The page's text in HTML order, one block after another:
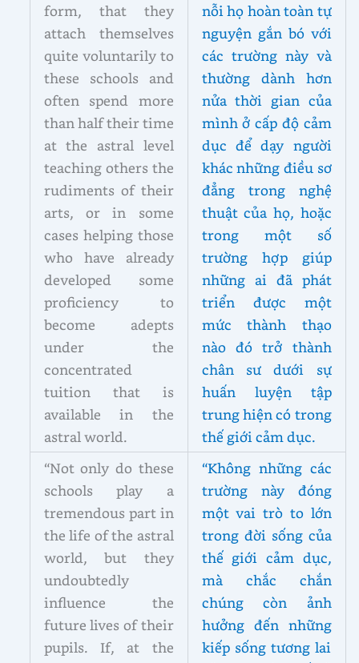
form, that they
attach themselves
quite voluntarily to
these schools and
often spend more
than half their time
at the astral level
teaching others the
rudiments of their
arts, or in some
cases helping those
who have already
developed some
proficiency to
become adepts
under the
concentrated
tuition that is
available in the
astral world.
nỗi họ hoàn toàn tự
nguyện gắn bó với
các trường này và
thường dành hơn
nửa thời gian của
mình ở cấp độ cảm
dục để dạy người
khác những điều sơ
đẳng trong nghệ
thuật của họ, hoặc
trong một số
trường hợp giúp
những ai đã phát
triển được một
mức thành thạo
nào đó trở thành
chân sư dưới sự
huấn luyện tập
trung hiện có trong
thế giới cảm dục.
“Not only do these
schools play a
tremendous part in
the life of the astral
world, but they
undoubtedly
influence the
future lives of their
pupils. If, at the
“Không những các
trường này đóng
một vai trò to lớn
trong đời sống của
thế giới cảm dục,
mà chắc chắn
chúng còn ảnh
hưởng đến những
kiếp sống tương lai